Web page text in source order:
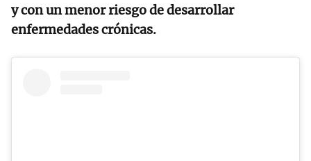
y con un menor riesgo de desarrollar
enfermedades crónicas.